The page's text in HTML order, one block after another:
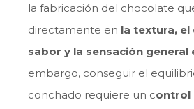
la fabricación del chocolate
directamente en la textura,
sabor y la sensación general
embargo, conseguir el
conchado requiere un control